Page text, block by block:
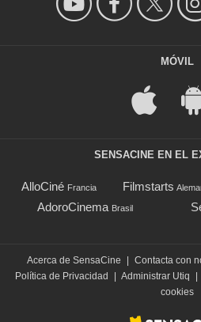
MÓVIL
SENSACINE EN EL
AlloCiné Francia Filmstarts
AdoroCinema Brasil
Acerca de SensaCine Contacta con
Política de Privacidad
Administrar Utiq
cookies